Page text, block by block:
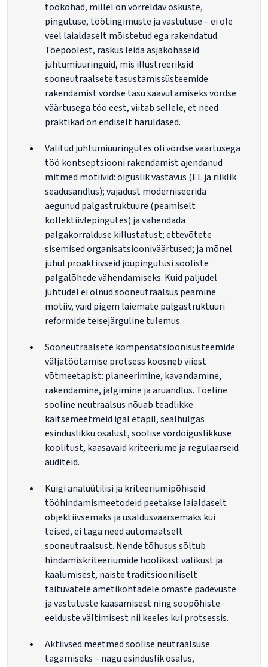
töökohad, millel on võrreldav oskuste,
pingutuse, töötingimuste ja vastutuse – ei ole
veel laialdaselt mõistetud ega rakendatud.
Tõepoolest, raskus leida asjakohaseid
juhtumiuuringuid, mis illustreeriksid
sooneutraalsete tasustamissüsteemide
rakendamist võrdse tasu saavutamiseks võrdse
väärtusega töö eest, viitab sellele, et need
praktikad on endiselt haruldased.
Valitud juhtumiuuringutes oli võrdse väärtusega
töö kontseptsiooni rakendamist ajendanud
mitmed motiivid: õiguslik vastavus (EL ja riiklik
seadusandlus); vajadust moderniseerida
aegunud palgastruktuure (peamiselt
kollektiivlepingutes) ja vähendada
palgakorralduse killustatust; ettevõtete
sisemised organisatsiooniväärtused; ja mõnel
juhul proaktiivseid jõupingutusi sooliste
palgalõhede vähendamiseks. Kuid paljudel
juhtudel ei olnud sooneutraalsus peamine
motiiv, vaid pigem laiemate palgastruktuuri
reformide teisejärguline tulemus.
Sooneutraalsete kompensatsioonisüsteemide
väljatöötamise protsess koosneb viiest
võtmeetapist: planeerimine, kavandamine,
rakendamine, jälgimine ja aruandlus. Tõeline
sooline neutraalsus nõuab teadlikke
kaitsemeetmeid igal etapil, sealhulgas
esinduslikku osalust, soolise võrdõiguslikkuse
koolitust, kaasavaid kriteeriume ja regulaarseid
auditeid.
Kuigi analüütilisi ja kriteeriumipõhiseid
tööhindamismeetodeid peetakse laialdaselt
objektiivsemaks ja usaldusväärsemaks kui
teised, ei taga need automaatselt
sooneutraalsust. Nende tõhusus sõltub
hindamiskriteeriumide hoolikast valikust ja
kaalumisest, naiste traditsiooniliselt
täituvatele ametikohtadele omaste pädevuste
ja vastutuste kaasamisest ning soopõhiste
eelduste vältimisest nii keeles kui protsessis.
Aktiivsed meetmed soolise neutraalsuse
tagamiseks – nagu esinduslik osalus,